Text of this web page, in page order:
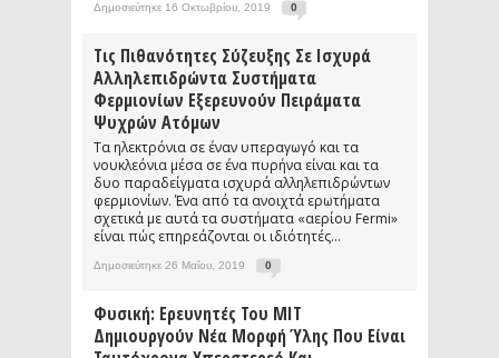
Δημοσιεύτηκε 16 Οκτωβρίου, 2019 0
Τις Πιθανότητες Σύζευξης Σε Ισχυρά
Αλληλεπιδρώντα Συστήματα
Φερμιονίων Εξερευνούν Πειράματα
Ψυχρών Ατόμων
Τα ηλεκτρόνια σε έναν υπεραγωγό και τα
νουκλεόνια μέσα σε ένα πυρήνα είναι και τα
δυο παραδείγματα ισχυρά αλληλεπιδρώντων
φερμιονίων. Ένα από τα ανοιχτά ερωτήματα
σχετικά με αυτά τα συστήματα «αερίου Fermi»
είναι πώς επηρεάζονται οι ιδιότητές...
Δημοσιεύτηκε 26 Μαΐου, 2019 0
Φυσική: Ερευνητές Του MIT
Δημιουργούν Νέα Μορφή Ύλης Που Είναι